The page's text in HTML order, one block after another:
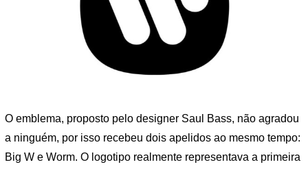
O emblema, proposto pelo designer Saul Bass, não agradou
a ninguém, por isso recebeu dois apelidos ao mesmo tempo:
Big W e Worm. O logotipo realmente representava a primeira